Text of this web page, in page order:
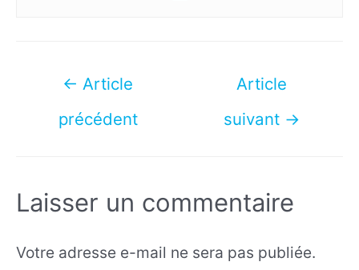
Navigation
l’article
← Article
précédent
Article
suivant →
Laisser un commentaire
Votre adresse e-mail ne sera pas publiée.